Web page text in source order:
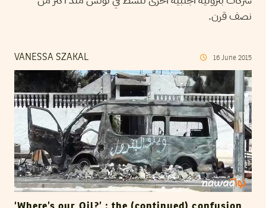
نصف قرن.
VANESSA SZAKAL 16 June 2015